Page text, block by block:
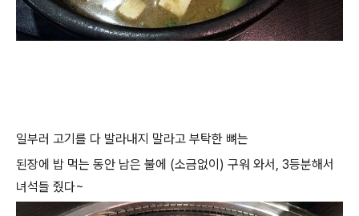
일부러 고기를 다 발라내지 말라고 부탁한 뼈는
된장에 밥 먹는 동안 남은 불에 (소금없이) 구워 와서, 3등분해서
녀석들 줬다~